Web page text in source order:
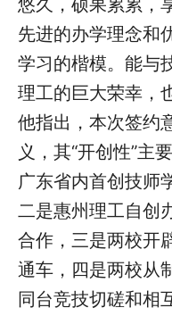
先进的办学理念和
学习的楷模。能与
理工的巨大荣幸，
他指出，本次签约
义，其“开创性”主
广东省内首创技师
二是惠州理工自创
合作，三是两校开
通车，四是两校从
同台竞技切磋和相